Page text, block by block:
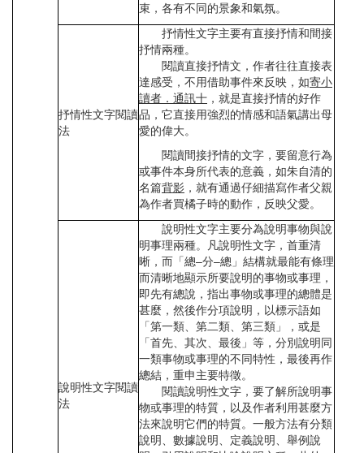
束，各有不同的景象和氣氛。
抒情性文字閱讀
法
抒情性文字主要有直接抒情和間接
抒情兩種。
閱讀直接抒情文，作者往往直接表
達感受，不用借助事件來反映，如寄小
讀者．通訊十 ，就是直接抒情的好作
品，它直接用強烈的情感和語氣講出母
愛的偉大。
閱讀間接抒情的文字，要留意行為
或事件本身所代表的意義，如朱自清的
名篇背影 ，就有通過仔細描寫作者父親
為作者買橘子時的動作，反映父愛。
說明性文字閱讀
法
說明性文字主要分為說明事物與說
明事理兩種。凡說明性文字，首重清
晰，而「總–分–總」結構就最能有條理
而清晰地顯示所要說明的事物或事理，
即先有總說，指出事物或事理的總體是
甚麼，然後作分項說明，以標示語如
「第一類、第二類、第三類」，或是
「首先、其次、最後」等，分別說明同
一類事物或事理的不同特性，最後再作
總結，重申主要特徵。
閱讀說明性文字，要了解所說明事
物或事理的特質，以及作者利用甚麼方
法來說明它們的特質。一般方法有分類
說明、數據說明、定義說明、舉例說